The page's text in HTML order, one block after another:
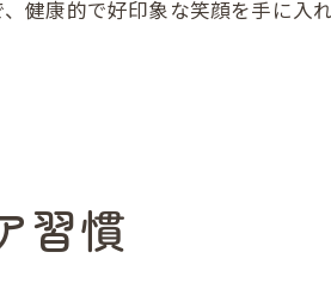
健康的で好印象な笑顔を手に入
習慣